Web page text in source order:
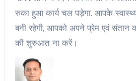
रुका हुआ कार्य चल पड़ेगा. आपके
बनी रहेगी, आपको अपने प्रेम एवं संतान
की शुरुआत ना करें।